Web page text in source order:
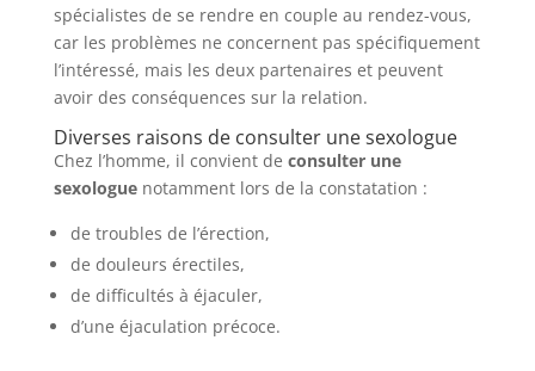
spécialistes de se rendre en couple au rendez-vous,
car les problèmes ne concernent pas spécifiquement
l’intéressé, mais les deux partenaires et peuvent
avoir des conséquences sur la relation.
Diverses raisons de consulter une sexologue
Chez l’homme, il convient de consulter une
sexologuenotamment lors de la constatation :
de troubles de l’érection,
de douleurs érectiles,
de difficultés à éjaculer,
d’une éjaculation précoce.